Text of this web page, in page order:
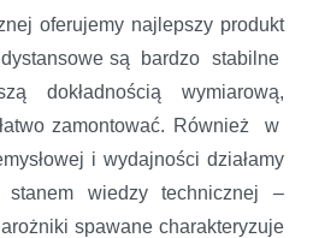
oferujemy najlepszy produkt
są bardzo stabilne
dokładnością wymiarową,
zamontować. Również w
i wydajności działamy
wiedzy technicznej –
spawane charakteryzuje